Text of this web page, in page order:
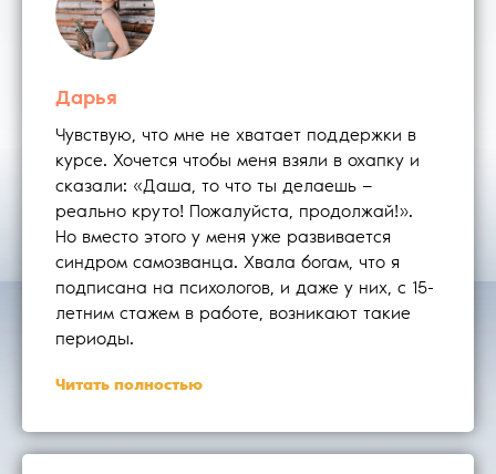
Дарья
Чувствую, что мне не хватает поддержки в
курсе. Хочется чтобы меня взяли в охапку и
сказали: «Даша, то что ты делаешь —
реально круто! Пожалуйста, продолжай!».
Но вместо этого у меня уже развивается
синдром самозванца. Хвала богам, что я
подписана на психологов, и даже у них, с 15-
летним стажем в работе, возникают такие
периоды.
Читать полностью